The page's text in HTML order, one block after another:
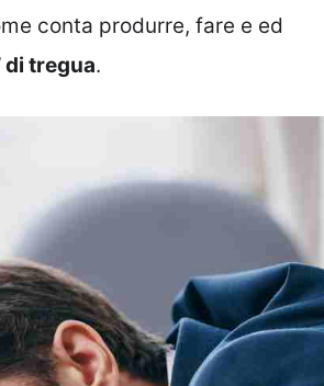
conta produrre, fare e ed
di tregua.